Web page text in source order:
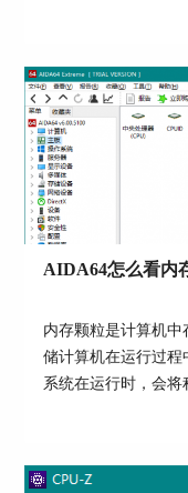
的CPU测试选项
如何进行性能对比
我们之前讲过了
的数字，如果是
有些看不懂，这
queen测试举例
的“结果”-“显示
高低依次排列，
的变化，将这些变
测和调节。AIDA64
反馈。关于AIDA64
内容，本文向大家作
AIDA64怎么看内
内存颗粒是计算机
储计算机在运行过
系统在运行时，会
以便CPU可以高速
统的性能，我们可